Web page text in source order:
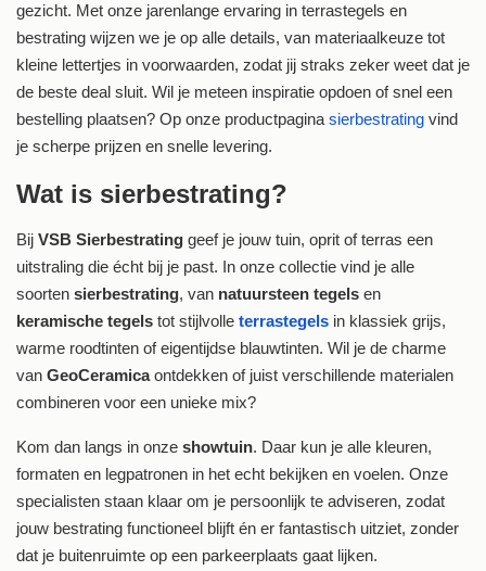
gezicht. Met onze jarenlange ervaring in terrastegels en
bestrating wijzen we je op alle details, van materiaalkeuze tot
kleine lettertjes in voorwaarden, zodat jij straks zeker weet dat je
de beste deal sluit. Wil je meteen inspiratie opdoen of snel een
bestelling plaatsen? Op onze productpagina sierbestrating vind
je scherpe prijzen en snelle levering.
Wat is sierbestrating?
Bij VSB Sierbestrating geef je jouw tuin, oprit of terras een
uitstraling die écht bij je past. In onze collectie vind je alle
soorten sierbestrating, van natuursteen tegels en
keramische tegels tot stijlvolle terrastegels in klassiek grijs,
warme roodtinten of eigentijdse blauwtinten. Wil je de charme
van GeoCeramicaontdekken of juist verschillende materialen
combineren voor een unieke mix?
Kom dan langs in onze showtuin. Daar kun je alle kleuren,
formaten en legpatronen in het echt bekijken en voelen. Onze
specialisten staan klaar om je persoonlijk te adviseren, zodat
jouw bestrating functioneel blijft én er fantastisch uitziet, zonder
dat je buitenruimte op een parkeerplaats gaat lijken.